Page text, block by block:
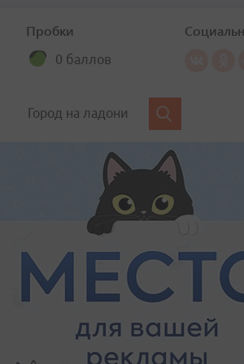
Пробки
0 баллов
Город на ладони